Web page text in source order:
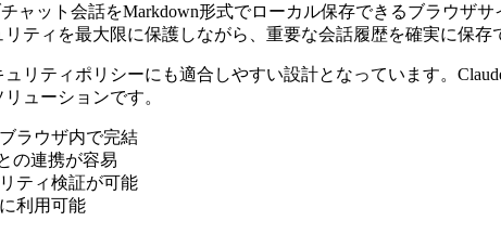
チャット会話をMarkdown形式でローカル保存できるブラウザ
ティを最大限に保護しながら、重要な会話履歴を確実に保存
リティポリシーにも適合しやすい設計となっています。
ューションです。
ラウザ内で完結
の連携が容易
ティ検証が可能
利用可能